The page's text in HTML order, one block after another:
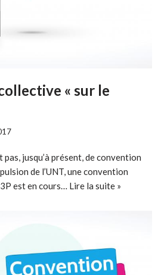
« sur le
jusqu’à présent, de convention
de l’UNT, une convention
est en cours… Lire la suite »